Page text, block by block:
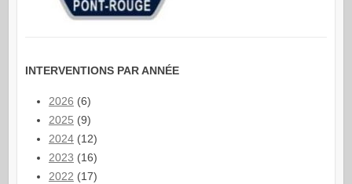
INTERVENTIONS PAR ANNÉE
2026 (6)
2025 (9)
2024(12)
2023 (16)
2022 (17)